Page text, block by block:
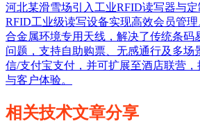
河北某滑雪场引入工业RFID读写器与
RFID工业级读写设备实现高效会员管
合金属环境专用天线，解决了传统条码
问题，支持自助购票、无感通行及多场
信/支付宝支付，并可扩展至酒店联营
与客户体验。
相关技术文章分享